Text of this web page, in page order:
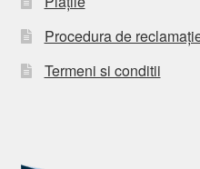
Procedura de
Termeni si conditii